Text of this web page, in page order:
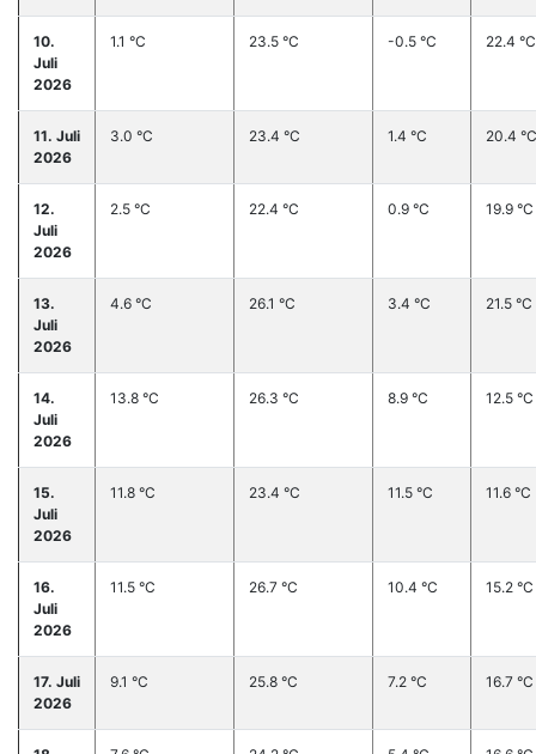
10.
Juli
2026
1.1 °C 23.5 °C -0.5 °C 22.4 °C
11. Juli
2026
3.0 °C 23.4 °C 1.4 °C 20.4 °C
12.
Juli
2026
2.5 °C 22.4 °C 0.9 °C 19.9 °C
13.
Juli
2026
4.6 °C 26.1 °C 3.4 °C 21.5 °C
14.
Juli
2026
13.8 °C 26.3 °C 8.9 °C 12.5 °C
15.
Juli
2026
11.8 °C 23.4 °C 11.5 °C 11.6 °C
16.
Juli
2026
11.5 °C 26.7 °C 10.4 °C 15.2 °C
17. Juli
2026
9.1 °C 25.8 °C 7.2 °C 16.7 °C